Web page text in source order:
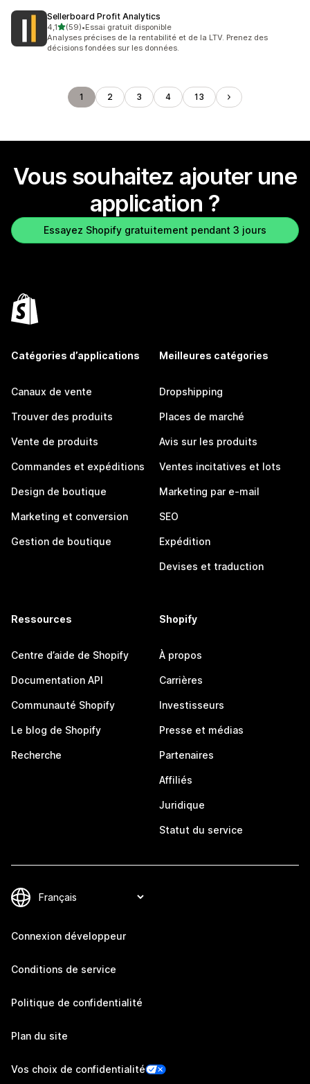
Sellerboard Profit Analytics
4,1étoile(s) sur 5
(59)
59 avis au total
•Essai gratuit disponible
Analyses précises de la rentabilité et de la LTV. Prenez des
décisions fondées sur les données.
1 2 3 4 13
Vous souhaitez ajouter une
application ?
Essayez Shopify gratuitement pendant 3 jours
Catégories d’applications
Canaux de vente
Trouver des produits
Vente de produits
Commandes et expéditions
Design de boutique
Marketing et conversion
Gestion de boutique
Meilleures catégories
Dropshipping
Places de marché
Avis sur les produits
Ventes incitatives et lots
Marketing par e-mail
SEO
Expédition
Devises et traduction
Ressources
Centre d’aide de Shopify
Documentation API
Communauté Shopify
Le blog de Shopify
Recherche
Shopify
À propos
Carrières
Investisseurs
Presse et médias
Partenaires
Affiliés
Juridique
Statut du service
Connexion développeur
Conditions de service
Politique de confidentialité
Plan du site
Vos choix de confidentialité